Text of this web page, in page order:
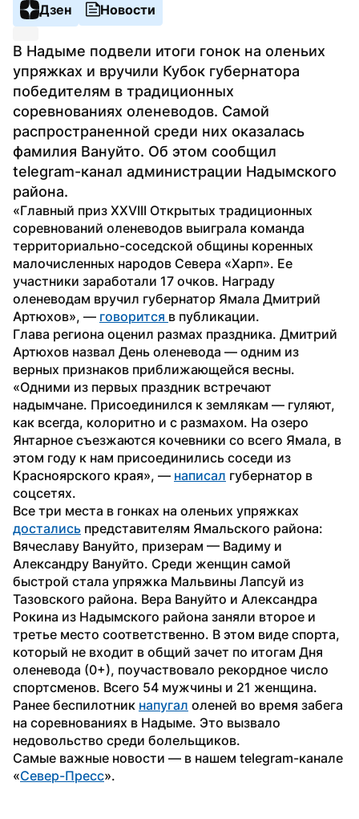
Дзен
Новости
В Надыме подвели итоги гонок на оленьих
упряжках и вручили Кубок губернатора
победителям в традиционных
соревнованиях оленеводов. Самой
распространенной среди них оказалась
фамилия Вануйто. Об этом сообщил
telegram-канал администрации Надымского
района.
«Главный приз XXVIII Открытых традиционных
соревнований оленеводов выиграла команда
территориально-соседской общины коренных
малочисленных народов Севера «Харп». Ее
участники заработали 17 очков. Награду
оленеводам вручил губернатор Ямала Дмитрий
Артюхов», — говорится в публикации.
Глава региона оценил размах праздника. Дмитрий
Артюхов назвал День оленевода — одним из
верных признаков приближающейся весны.
«Одними из первых праздник встречают
надымчане. Присоединился к землякам — гуляют,
как всегда, колоритно и с размахом. На озеро
Янтарное съезжаются кочевники со всего Ямала, в
этом году к нам присоединились соседи из
Красноярского края», — написал губернатор в
соцсетях.
достались представителям Ямальского района:
Вячеславу Вануйто, призерам — Вадиму и
Александру Вануйто. Среди женщин самой
быстрой стала упряжка Мальвины Лапсуй из
Тазовского района. Вера Вануйто и Александра
Рокина из Надымского района заняли второе и
третье место соответственно. В этом виде спорта,
который не входит в общий зачет по итогам Дня
оленевода (0+), поучаствовало рекордное число
спортсменов. Всего 54 мужчины и 21 женщина.
Ранее беспилотник напугал оленей во время забега
на соревнованиях в Надыме. Это вызвало
недовольство среди болельщиков.
Самые важные новости — в нашем telegram-канале
«Север-Пресс».